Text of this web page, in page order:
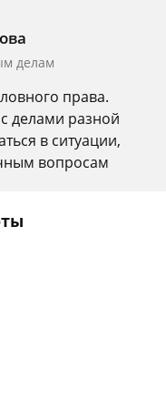
делам
права.
делами разной
в ситуации,
вопросам